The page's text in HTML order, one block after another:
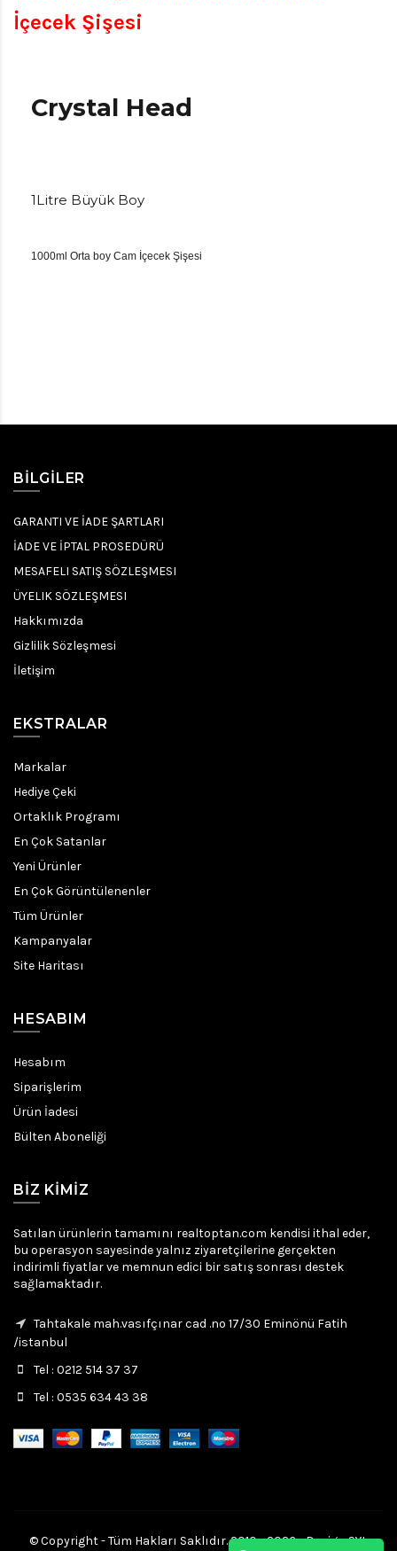
İçecek Şişesi
Crystal Head
1Litre Büyük Boy
1000ml Orta boy Cam İçecek Şişesi
BILGILER
GARANTI VE İADE ŞARTLARI
İADE VE İPTAL PROSEDÜRÜ
MESAFELI SATIŞ SÖZLEŞMESI
ÜYELIK SÖZLEŞMESI
Hakkımızda
Gizlilik Sözleşmesi
İletişim
EKSTRALAR
Markalar
Hediye Çeki
Ortaklık Programı
En Çok Satanlar
Yeni Ürünler
En Çok Görüntülenenler
Tüm Ürünler
Kampanyalar
Site Haritası
HESABIM
Hesabım
Siparişlerim
Ürün İadesi
Bülten Aboneliği
BIZ KIMIZ
Satılan ürünlerin tamamını realtoptan.com kendisi ithal eder,
bu operasyon sayesinde yalnız ziyaretçilerine gerçekten
indirimli fiyatlar ve memnun edici bir satış sonrası destek
sağlamaktadır.
Tahtakale mah.vasıfçınar cad .no 17/30 Eminönü Fatih
/istanbul
Tel : 0212 514 37 37
Tel : 0535 634 43 38
© Copyright - Tüm Hakları Saklıdır. 2010 - 2026 - Design SYL